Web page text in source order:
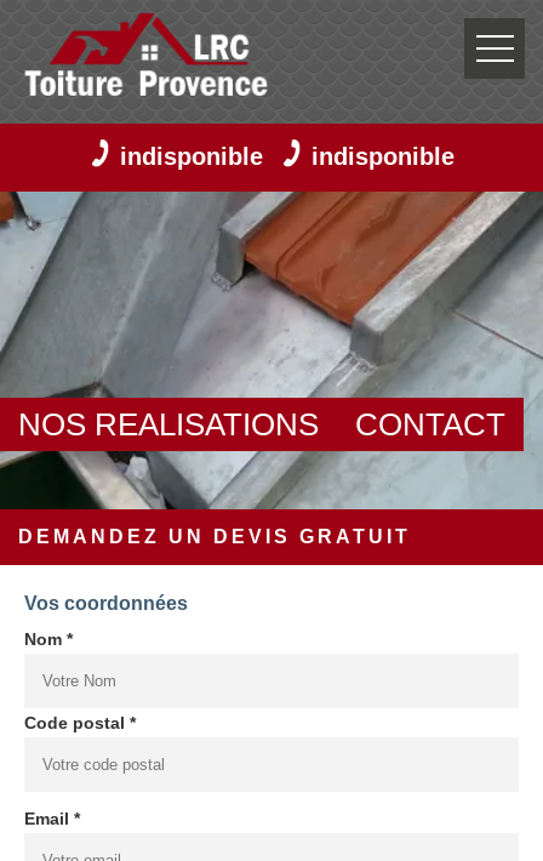
indisponible indisponible
NOS REALISATIONS CONTACT
DEMANDEZ UN DEVIS GRATUIT
Vos coordonnées
Nom *
Code postal *
Email *